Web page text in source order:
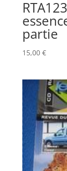
partie
15,00 €